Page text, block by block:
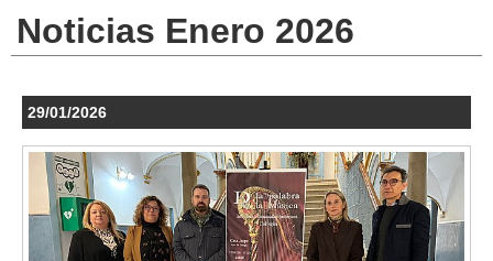
Noticias Enero 2026
29/01/2026